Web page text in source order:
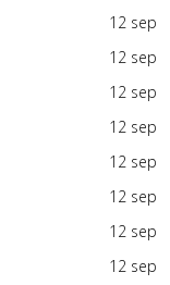
12 sep
12 sep
12 sep
12 sep
12 sep
12 sep
12 sep
12 sep